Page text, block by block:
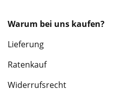
Warum bei uns kaufen?
Lieferung
Ratenkauf
Widerrufsrecht